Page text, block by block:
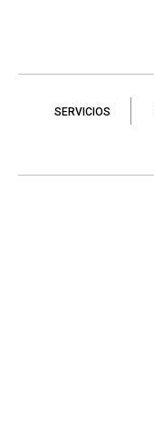
SERVICIOS